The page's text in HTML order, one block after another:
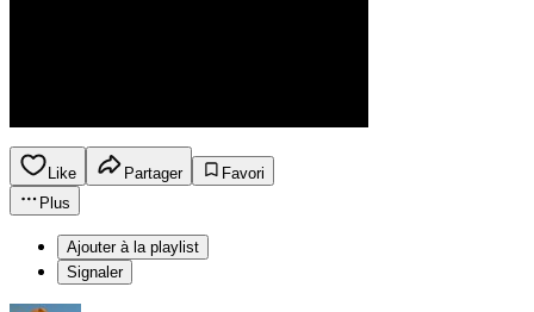
Like Partager
Favori
Plus
Ajouter à la playlist
Signaler